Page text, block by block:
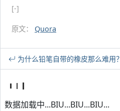
[-]
原文： Quora
为什么铅笔自带的橡皮那么难用？
数据加载中...BIU...BIU...BIU...